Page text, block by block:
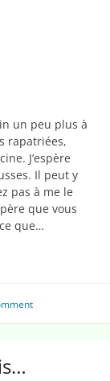
un peu plus à
rapatriées,
J’espère
Il peut y
pas à me le
que vous
que…